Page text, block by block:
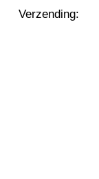
Verzending: